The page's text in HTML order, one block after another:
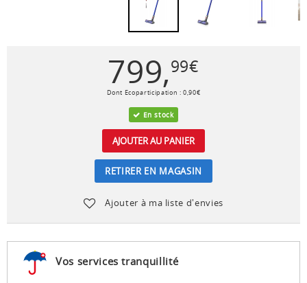
799,99€
Dont Ecoparticipation :0,90€
En stock
AJOUTER AU PANIER
RETIRER EN MAGASIN
Ajouter à ma liste d'envies
Vos services tranquillité